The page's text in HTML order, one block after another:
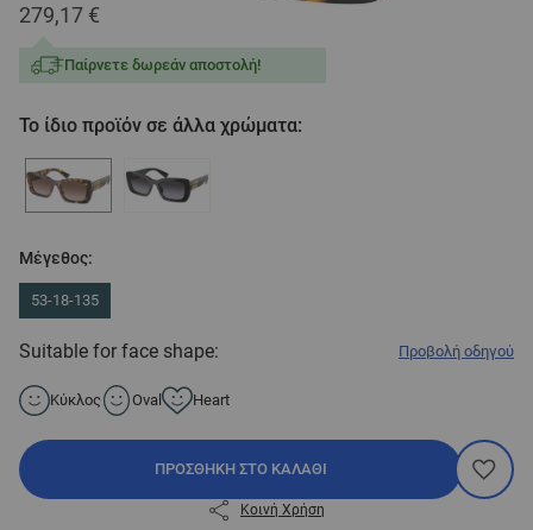
279,17 €
Παίρνετε δωρεάν αποστολή!
Το ίδιο προϊόν σε άλλα χρώματα:
Μέγεθος:
53-18-135
Suitable for face shape: Προβολή οδηγού
Κύκλος Oval Heart
ΠΡΟΣΘΉΚΗ ΣΤΟ ΚΑΛΆΘΙ
Κοινή Χρήση